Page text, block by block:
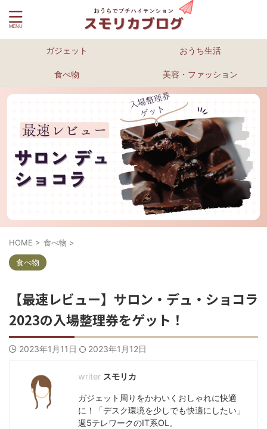
ガジェット おうち生活
食べ物 美容・ファッション
HOME > 食べ物 >
食べ物
【最速レビュー】サロン・デュ・ショコラ
2023の入場整理券をゲット！
2023年1月11日 2023年1月12日
スモリカ
ガジェット周りをかわいくおしゃれに快適
に！「デスク環境を少しでも快適にしたい」
週5テレワークのIT系OL。